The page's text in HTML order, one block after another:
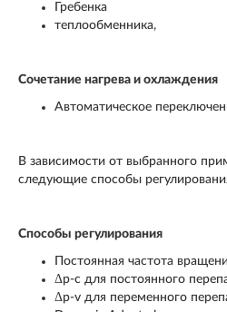
Гребенка
теплообменника,
Сочетание нагрева и охлаждения
Автоматическое
В зависимости от выбранного
следующие способы
Способы регулирования
Постоянная частота
Δp-c для постоянного
Δp-v для переменного